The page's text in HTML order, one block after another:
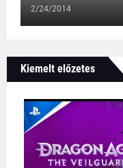
2/24/2014
Kiemelt előzetes